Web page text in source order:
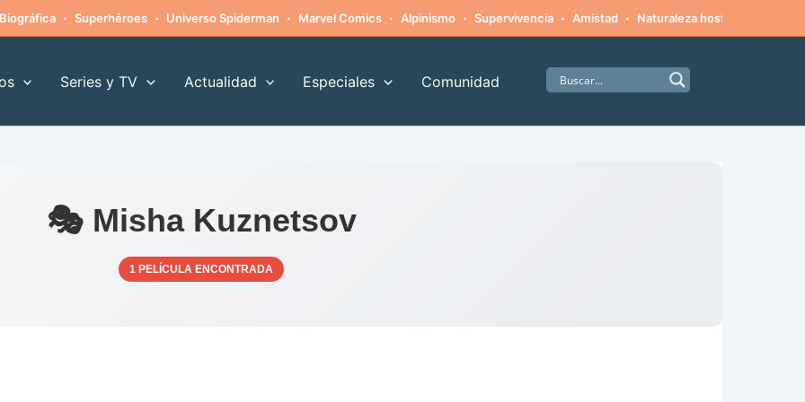
Biográfica · Superhéroes · Universo Spiderman · Marvel Comics · Alpinismo · Supervivencia · Amistad · Naturaleza hostil
Series y TV Actualidad Especiales Comunidad
🎭 Misha Kuznetsov
1 PELÍCULA ENCONTRADA